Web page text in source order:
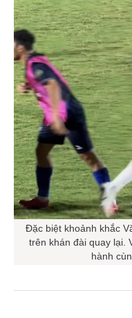
Đặc biệt khoảnh khắc
trên khán đài quay lại.
hành